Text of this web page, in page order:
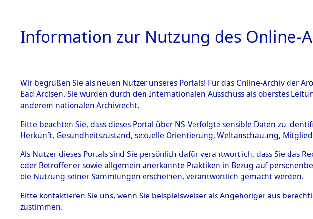
HOME BESTANDSBESCHREIBUNG
BESTÄNDE
Inhaftierungsdoku
mente
5. Verschiedenes
Todesmärsche
5.3.1 Alliierte
Evakuierung des
seiner
Information zur Nutzung des Online-
Wir begrüßen Sie als neuen Nutzer unseres Portals! Für das Online-Archiv der
Bad Arolsen. Sie wurden durch den Internationalen Ausschuss als oberstes
anderem nationalen Archivrecht.
Bitte beachten Sie, dass dieses Portal über NS-Verfolgte sensible Daten zu
Herkunft, Gesundheitszustand, sexuelle Orientierung, Weltanschauung,
Als Nutzer dieses Portals sind Sie persönlich dafür verantwortlich, dass Sie das
oder Betroffener sowie allgemein anerkannte Praktiken in Bezug auf
die Nutzung seiner Sammlungen erscheinen, verantwortlich gemacht werden.
Bitte kontaktieren Sie uns, wenn Sie beispielsweiser als Angehöriger aus
zustimmen.